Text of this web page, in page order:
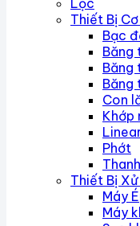
Lọc
Thiết Bị
Bạc
Băng
Băng
Băng
Con
Khớp
Phớt
Thiết Bị
Máy
Máy